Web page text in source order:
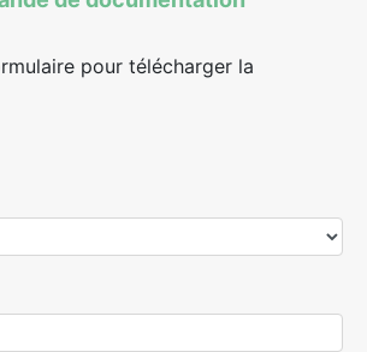
pour télécharger la